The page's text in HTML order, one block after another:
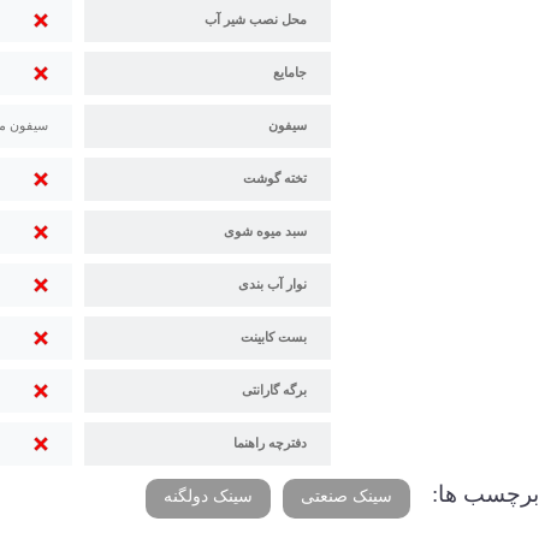
محل نصب شیر آب
جامایع
سیفون سیفون
تخته گوشت
سبد میوه شوی
نوار آب بندی
بست کابینت
برگه گارانتی
دفترچه راهنما
برچسب ها: سینک صنعتی سینک دولگنه